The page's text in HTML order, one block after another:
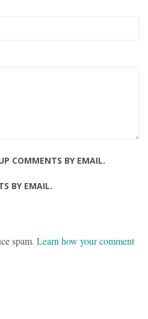
COMMENTS BY EMAIL.
BY EMAIL.
spam. Learn how your comment